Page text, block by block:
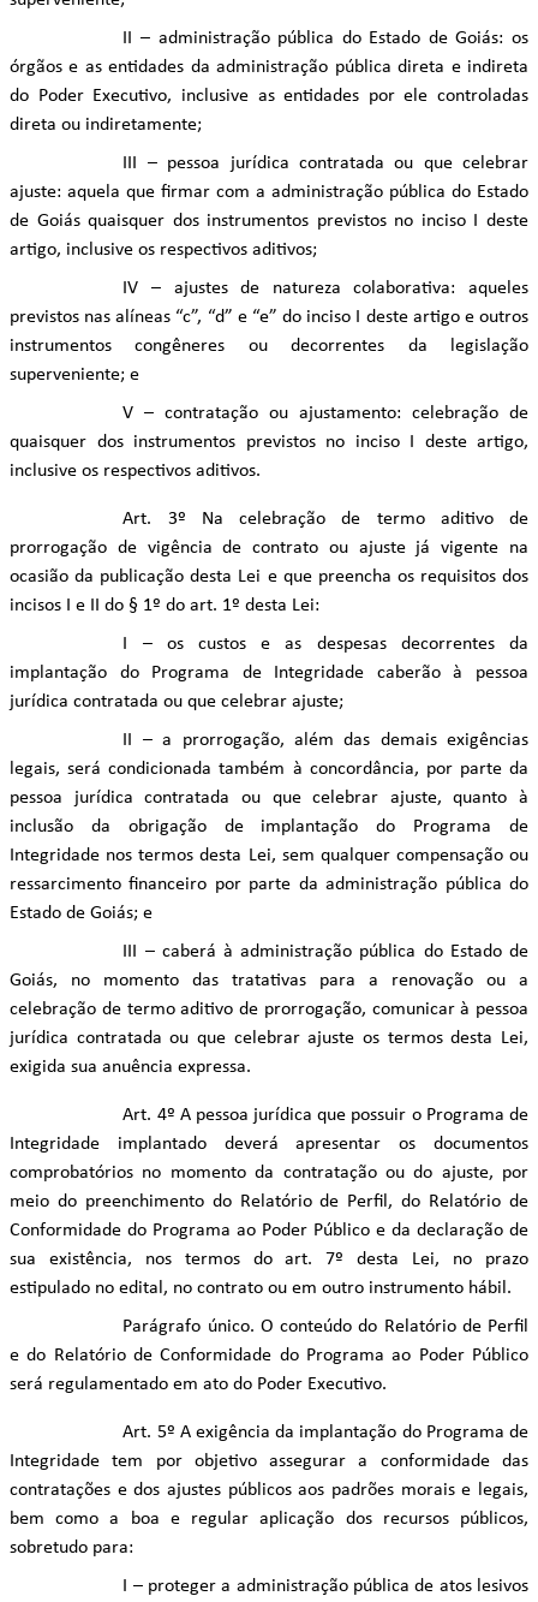
II – administração pública do Estado de Goiás: os
órgãos e as entidades da administração pública direta e indireta
do Poder Executivo, inclusive as entidades por ele controladas
direta ou indiretamente;
III – pessoa jurídica contratada ou que celebrar
ajuste: aquela que firmar com a administração pública do Estado
de Goiás quaisquer dos instrumentos previstos no inciso I deste
artigo, inclusive os respectivos aditivos;
IV – ajustes de natureza colaborativa: aqueles
previstos nas alíneas “c”, “d” e “e” do inciso I deste artigo e outros
instrumentos congêneres ou decorrentes da legislação
superveniente; e
V – contratação ou ajustamento: celebração de
quaisquer dos instrumentos previstos no inciso I deste artigo,
inclusive os respectivos aditivos.
Art. 3º Na celebração de termo aditivo de
prorrogação de vigência de contrato ou ajuste já vigente na
ocasião da publicação desta Lei e que preencha os requisitos dos
incisos I e II do § 1º do art. 1º desta Lei:
I – os custos e as despesas decorrentes da
implantação do Programa de Integridade caberão à pessoa
jurídica contratada ou que celebrar ajuste;
II – a prorrogação, além das demais exigências
legais, será condicionada também à concordância, por parte da
pessoa jurídica contratada ou que celebrar ajuste, quanto à
inclusão da obrigação de implantação do Programa de
Integridade nos termos desta Lei, sem qualquer compensação ou
ressarcimento financeiro por parte da administração pública do
Estado de Goiás; e
III – caberá à administração pública do Estado de
Goiás, no momento das tratativas para a renovação ou a
celebração de termo aditivo de prorrogação, comunicar à pessoa
jurídica contratada ou que celebrar ajuste os termos desta Lei,
exigida sua anuência expressa.
Art. 4º A pessoa jurídica que possuir o Programa de
Integridade implantado deverá apresentar os documentos
comprobatórios no momento da contratação ou do ajuste, por
meio do preenchimento do Relatório de Perfil, do Relatório de
Conformidade do Programa ao Poder Público e da declaração de
sua existência, nos termos do art. 7º desta Lei, no prazo
estipulado no edital, no contrato ou em outro instrumento hábil.
Parágrafo único. O conteúdo do Relatório de Perfil
e do Relatório de Conformidade do Programa ao Poder Público
será regulamentado em ato do Poder Executivo.
Art. 5º A exigência da implantação do Programa de
Integridade tem por objetivo assegurar a conformidade das
contratações e dos ajustes públicos aos padrões morais e legais,
bem como a boa e regular aplicação dos recursos públicos,
sobretudo para:
I – proteger a administração pública de atos lesivos